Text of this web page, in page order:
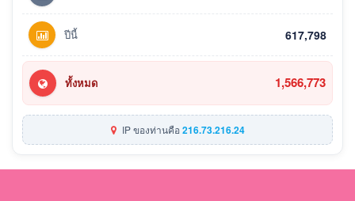
ปีนี้ 617,798
ทั้งหมด 1,566,773
IP ของท่านคือ216.73.216.24